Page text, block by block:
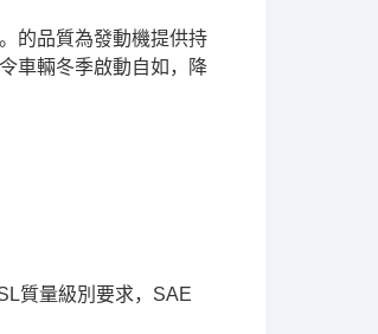
的品質為發動機提供持
車輛冬季啟動自如，降
質量級別要求，SAE